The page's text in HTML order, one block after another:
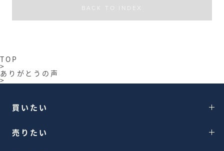
BACK TO INDEX
TOP
>
ありがとうの声
>
買いたい
売りたい